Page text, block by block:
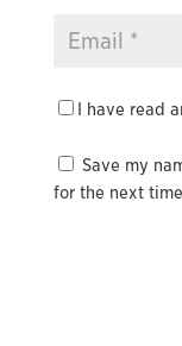
I have read
Save my
for the next